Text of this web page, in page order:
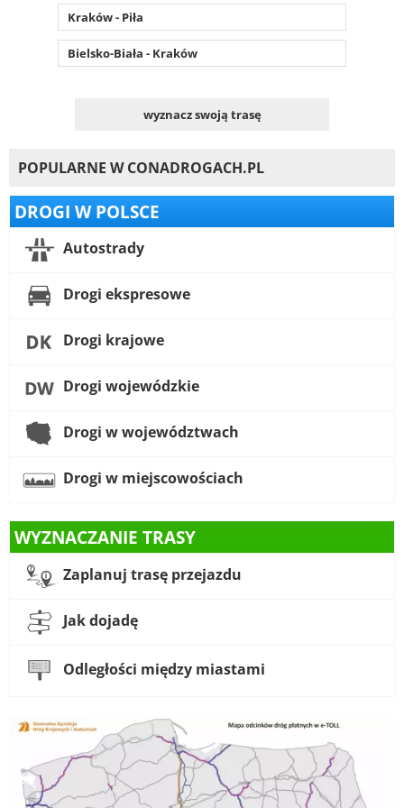
Kraków - Piła
Bielsko-Biała - Kraków
wyznacz swoją trasę
POPULARNE W CONADROGACH.PL
DROGI W POLSCE
Autostrady
Drogi ekspresowe
Drogi krajowe
Drogi wojewódzkie
Drogi w województwach
Drogi w miejscowościach
WYZNACZANIE TRASY
Zaplanuj trasę przejazdu
Jak dojadę
Odległości między miastami